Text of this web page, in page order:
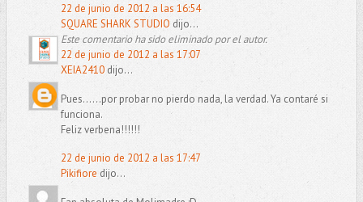
22 de junio de 2012 a las 16:54
SQUARE SHARK STUDIO dijo...
Este comentario ha sido eliminado por el autor.
22 de junio de 2012 a las 17:07
XEIA2410dijo...
Pues......por probar no pierdo nada, la verdad. Ya contaré si
funciona.
Feliz verbena!!!!!!
22 de junio de 2012 a las 17:47
Pikifiore dijo...